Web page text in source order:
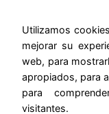
Helada
Hielo y
Utilizamos
mejorar su
web, para
apropiados, para
para
visitantes.